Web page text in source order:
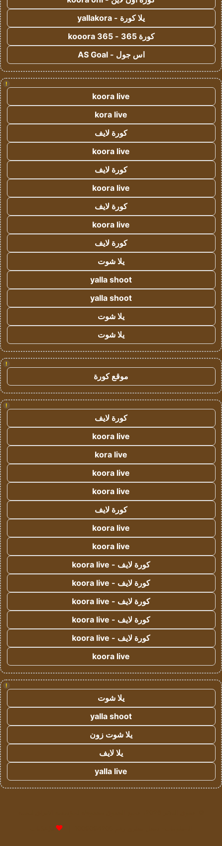
يلا كورة - yallakora
كورة 365 - kooora 365
اس جول - AS Goal
!
koora live
kora live
كورة لايف
koora live
كورة لايف
koora live
كورة لايف
koora live
كورة لايف
يلا شوت
yalla shoot
yalla shoot
يلا شوت
يلا شوت
!
موقع كورة
!
كورة لايف
koora live
kora live
koora live
koora live
كورة لايف
koora live
koora live
كورة لايف - koora live
كورة لايف - koora live
كورة لايف - koora live
كورة لايف - koora live
كورة لايف - koora live
koora live
!
يلا شوت
yalla shoot
يلا شوت زون
يلا لايف
yalla live